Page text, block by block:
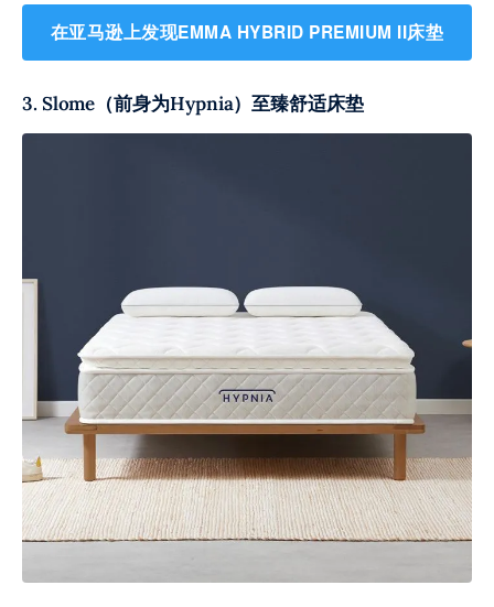
在亚马逊上发现EMMA HYBRID PREMIUM II床垫
3. Slome（前身为Hypnia）至臻舒适床垫